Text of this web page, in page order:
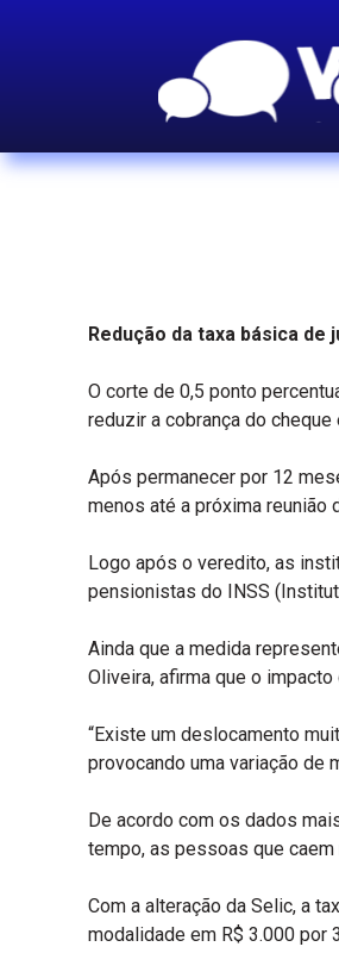
Redução da taxa básica
O corte de 0,5 ponto
reduzir a cobrança do
Após permanecer por 12
menos até a próxima reunião
Logo após o veredito, as
pensionistas do INSS
Ainda que a medida
Oliveira, afirma que o
“Existe um deslocamento
provocando uma variação de
De acordo com os dados
tempo, as pessoas que
Com a alteração da Selic, a
modalidade em R$ 3.000 por